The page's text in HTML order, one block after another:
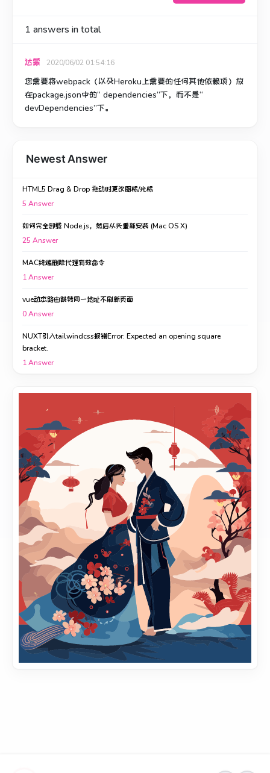
1 answers in total
达蒙 2020/06/02 01:54:16
您需要将webpack（以及Heroku上需要的任何其他依赖项）放
在package.json中的“ dependencies”下，而不是“
devDependencies”下。
Newest Answer
HTML5 Drag & Drop 拖动时更改图标/光标
5 Answer
如何完全卸载 Node.js，然后从头重新安装 (Mac OS X)
25 Answer
MAC终端删除代理有效命令
1Answer
vue动态路由跳转同一地址不刷新页面
0Answer
NUXT引入tailwindcss报错Error: Expected an opening square
bracket.
1Answer